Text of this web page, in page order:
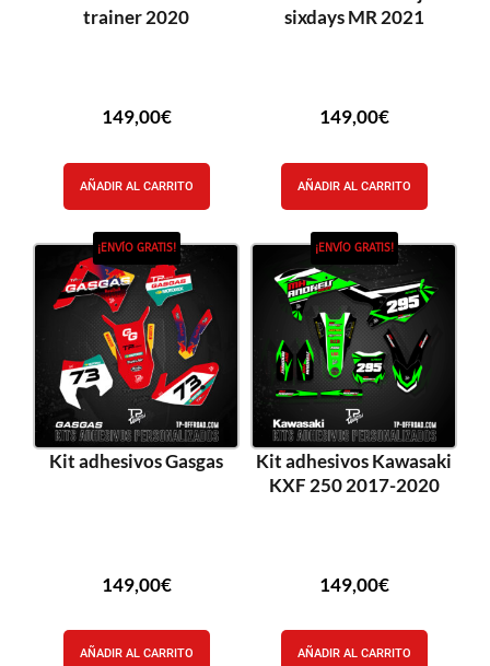
trainer 2020
149,00€
AÑADIR AL CARRITO
sixdays MR 2021
149,00€
AÑADIR AL CARRITO
¡ENVÍO GRATIS!
Kit adhesivos Gasgas
149,00€
AÑADIR AL CARRITO
¡ENVÍO GRATIS!
Kit adhesivos Kawasaki
KXF 250 2017-2020
149,00€
AÑADIR AL CARRITO